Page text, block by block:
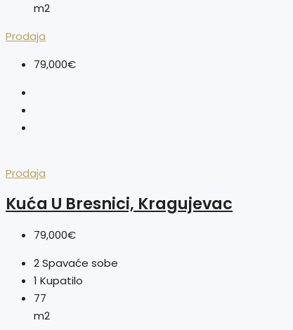
m2
Prodaja
79,000€
Prodaja
Kuća U Bresnici, Kragujevac
79,000€
2Spavaće sobe
1 Kupatilo
77
m2